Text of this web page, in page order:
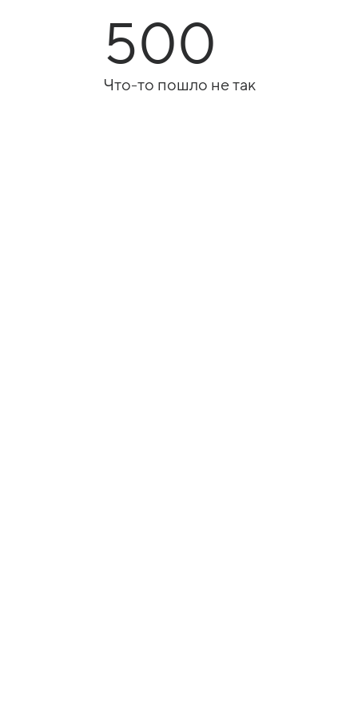
500
Что-то пошло не так